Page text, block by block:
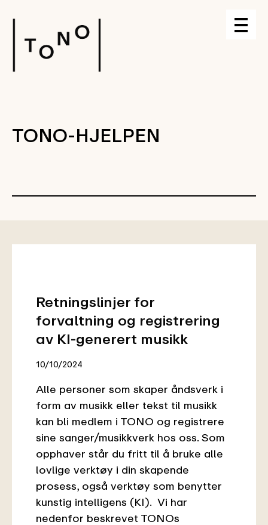
TONO-HJELPEN
Retningslinjer for
forvaltning og registrering
av KI-generert musikk
10/10/2024
Alle personer som skaper åndsverk i
form av musikk eller tekst til musikk
kan bli medlem i TONO og registrere
sine sanger/musikkverk hos oss. Som
opphaver står du fritt til å bruke alle
lovlige verktøy i din skapende
prosess, også verktøy som benytter
kunstig intelligens (KI). Vi har
nedenfor beskrevet TONOs